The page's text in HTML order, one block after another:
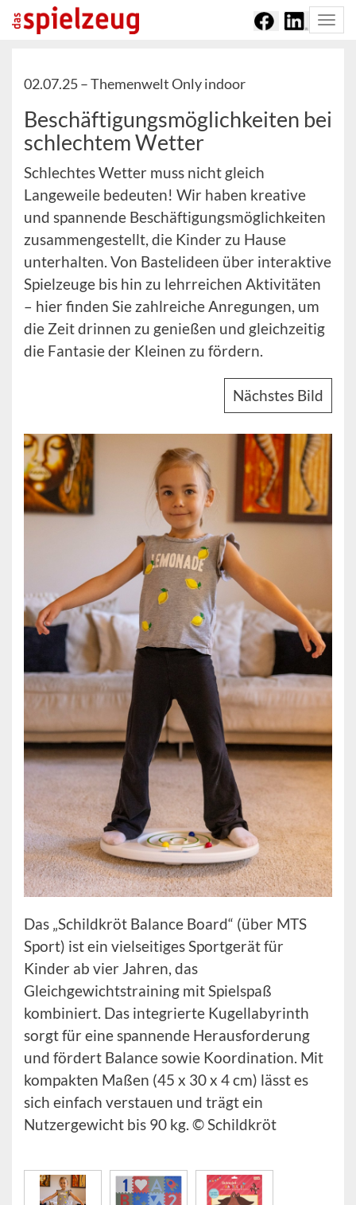
02.07.25 –Themenwelt Only indoor
Beschäftigungsmöglichkeiten bei
schlechtem Wetter
Schlechtes Wetter muss nicht gleich
Langeweile bedeuten! Wir haben kreative
und spannende Beschäftigungsmöglichkeiten
zusammengestellt, die Kinder zu Hause
unterhalten. Von Bastelideen über interaktive
Spielzeuge bis hin zu lehrreichen Aktivitäten
– hier finden Sie zahlreiche Anregungen, um
die Zeit drinnen zu genießen und gleichzeitig
die Fantasie der Kleinen zu fördern.
Nächstes Bild
Das „Schildkröt Balance Board“ (über MTS
Sport) ist ein vielseitiges Sportgerät für
Kinder ab vier Jahren, das
Gleichgewichtstraining mit Spielspaß
kombiniert. Das integrierte Kugellabyrinth
sorgt für eine spannende Herausforderung
und fördert Balance sowie Koordination. Mit
kompakten Maßen (45 x 30 x 4 cm) lässt es
sich einfach verstauen und trägt ein
Nutzergewicht bis 90 kg. © Schildkröt